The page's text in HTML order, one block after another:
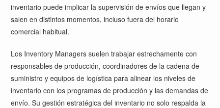
inventario puede implicar la supervisión de envíos que llegan y
salen en distintos momentos, incluso fuera del horario
comercial habitual.
Los Inventory Managers suelen trabajar estrechamente con
responsables de producción, coordinadores de la cadena de
suministro y equipos de logística para alinear los niveles de
inventario con los programas de producción y las demandas de
envío. Su gestión estratégica del inventario no solo respalda la